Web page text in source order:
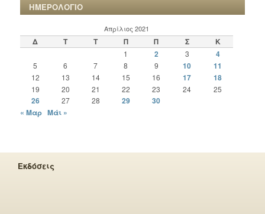
ΗΜΕΡΟΛΟΓΙΟ
Απρίλιος 2021
Δ Τ Τ Π Π Σ Κ
1 2 3 4
5 6 7 8 9 10 11
12 13 14 15 16 17 18
19 20 21 22 23 24 25
26 27 28 29
30
« Μαρ Μάι »
Εκδόσεις